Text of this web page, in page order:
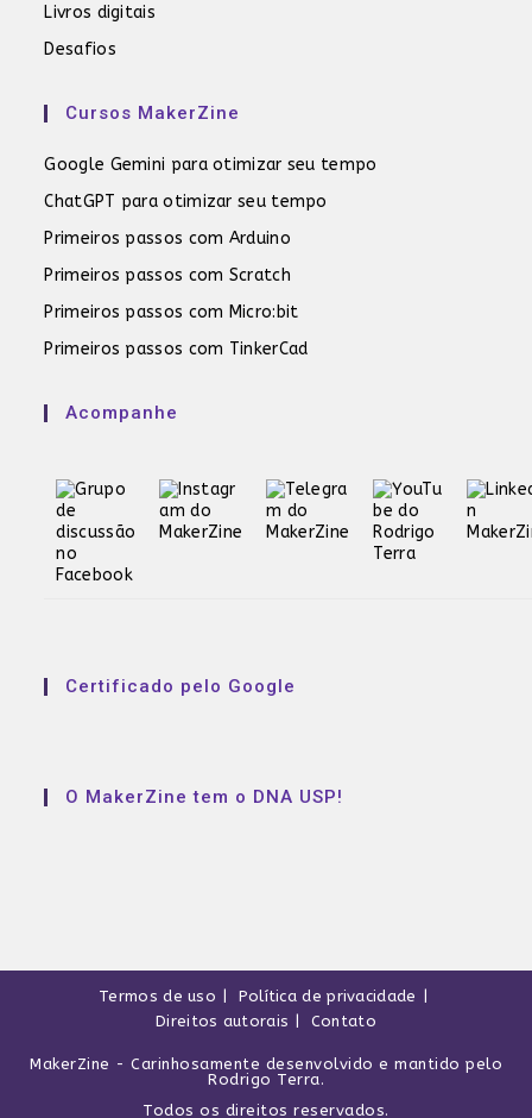
Livros digitais
Desafios
Cursos MakerZine
Google Gemini para otimizar seu tempo
ChatGPT para otimizar seu tempo
Primeiros passos com Arduino
Primeiros passos com Scratch
Primeiros passos com Micro:bit
Primeiros passos com TinkerCad
Acompanhe
Certificado pelo Google
O MakerZine tem o DNA USP!
Termos de uso
Política de privacidade
Direitos autorais
Contato
MakerZine - Carinhosamente desenvolvido e mantido pelo
Rodrigo Terra.
Todos os direitos reservados.